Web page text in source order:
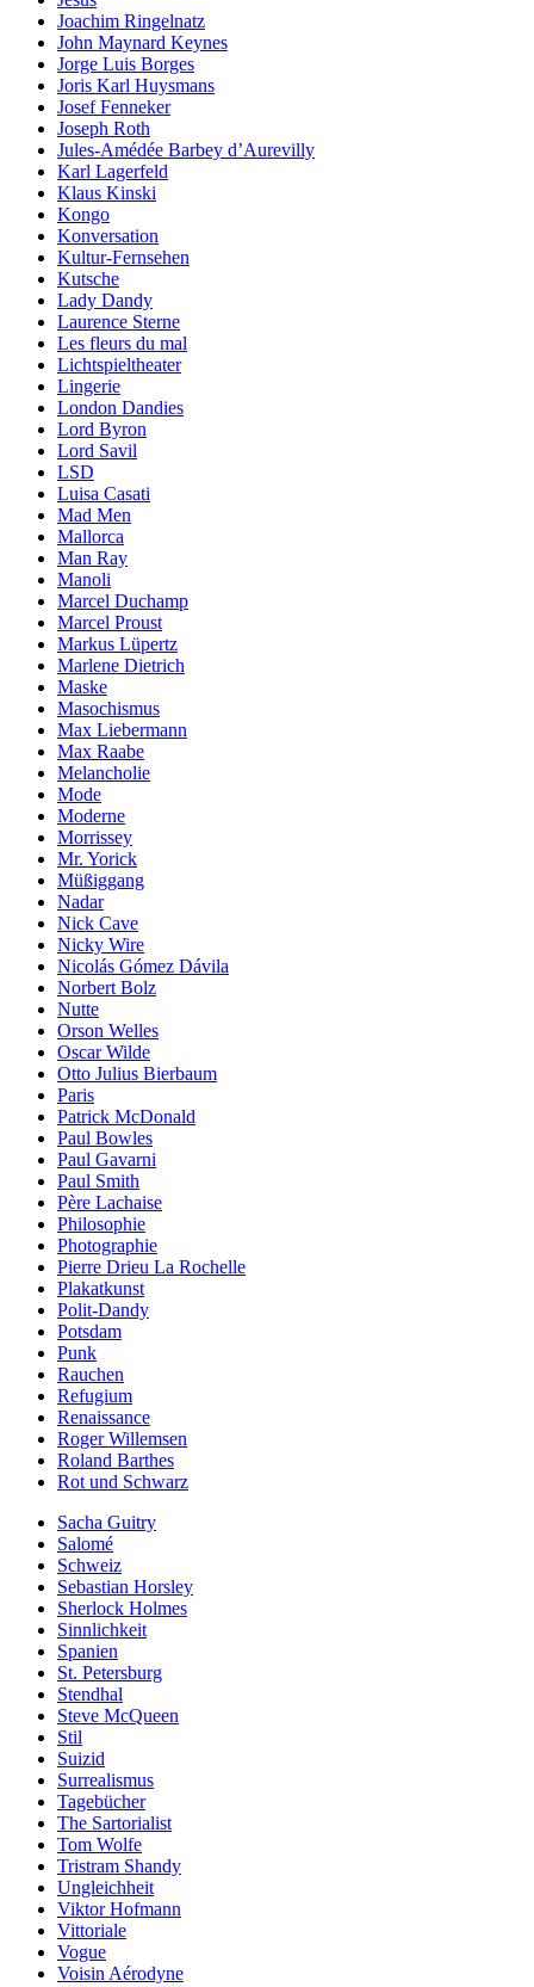
Joachim Ringelnatz
John Maynard Keynes
Jorge Luis Borges
Joris Karl Huysmans
Josef Fenneker
Joseph Roth
Jules-Amédée Barbey d’Aurevilly
Karl Lagerfeld
Klaus Kinski
Kongo
Konversation
Kultur-Fernsehen
Kutsche
Lady Dandy
Laurence Sterne
Les fleurs du mal
Lichtspieltheater
Lingerie
London Dandies
Lord Byron
Lord Savil
LSD
Luisa Casati
Mad Men
Mallorca
Man Ray
Manoli
Marcel Duchamp
Marcel Proust
Markus Lüpertz
Marlene Dietrich
Maske
Masochismus
Max Liebermann
Max Raabe
Melancholie
Mode
Moderne
Morrissey
Mr. Yorick
Müßiggang
Nadar
Nick Cave
Nicky Wire
Nicolás Gómez Dávila
Norbert Bolz
Nutte
Orson Welles
Oscar Wilde
Otto Julius Bierbaum
Paris
Patrick McDonald
Paul Bowles
Paul Gavarni
Paul Smith
Père Lachaise
Philosophie
Photographie
Pierre Drieu La Rochelle
Plakatkunst
Polit-Dandy
Potsdam
Punk
Rauchen
Refugium
Renaissance
Roger Willemsen
Roland Barthes
Rot und Schwarz
Sacha Guitry
Salomé
Schweiz
Sebastian Horsley
Sherlock Holmes
Sinnlichkeit
Spanien
St. Petersburg
Stendhal
Steve McQueen
Stil
Suizid
Surrealismus
Tagebücher
The Sartorialist
Tom Wolfe
Tristram Shandy
Ungleichheit
Viktor Hofmann
Vittoriale
Vogue
Voisin Aérodyne